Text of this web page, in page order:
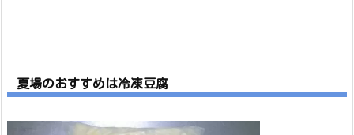
夏場のおすすめは冷凍豆腐